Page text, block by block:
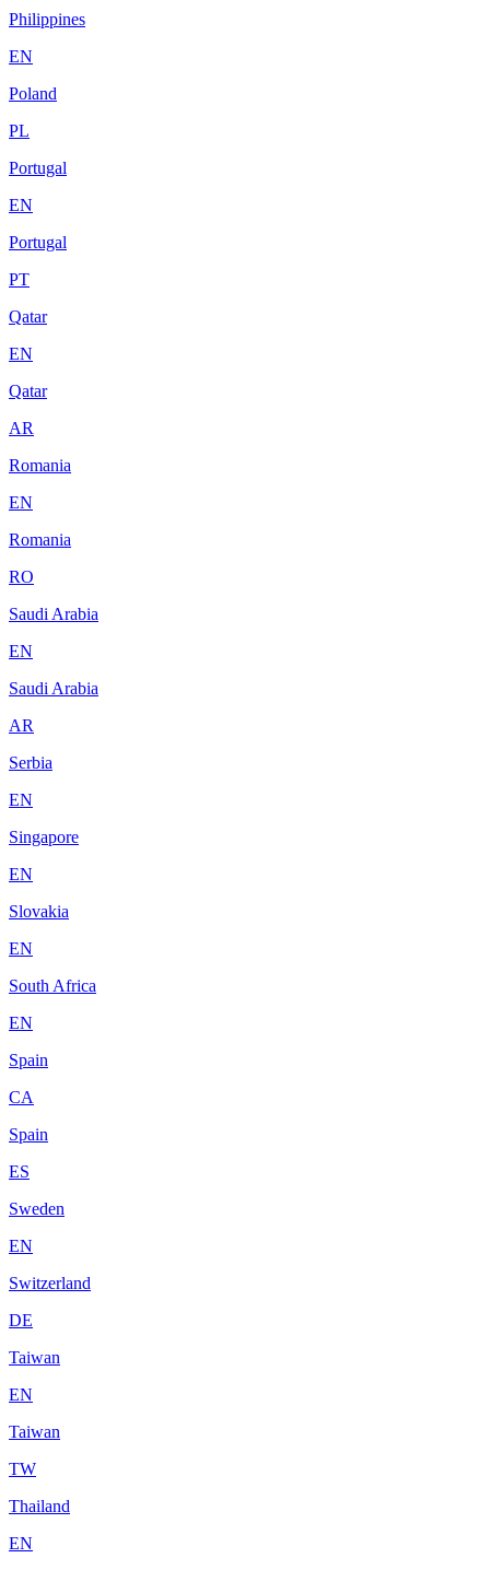
Philippines
EN
Poland
PL
Portugal
EN
Portugal
PT
Qatar
EN
Qatar
AR
Romania
EN
Romania
RO
Saudi Arabia
EN
Saudi Arabia
AR
Serbia
EN
Singapore
EN
Slovakia
EN
South Africa
EN
Spain
CA
Spain
ES
Sweden
EN
Switzerland
DE
Taiwan
EN
Taiwan
TW
Thailand
EN